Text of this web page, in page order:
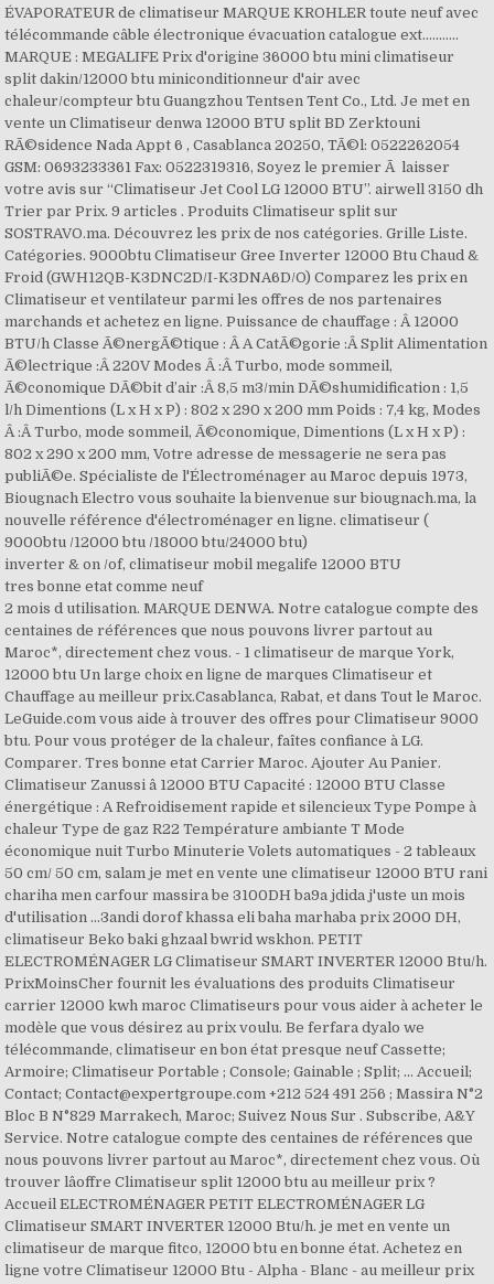
ÉVAPORATEUR de climatiseur MARQUE KROHLER toute neuf avec
télécommande câble électronique évacuation catalogue ext...........
MARQUE : MEGALIFE Prix d'origine 36000 btu mini climatiseur
split dakin/12000 btu miniconditionneur d'air avec
chaleur/compteur btu Guangzhou Tentsen Tent Co., Ltd. Je met en
vente un Climatiseur denwa 12000 BTU split BD Zerktouni
RÃ©sidence Nada Appt 6 , Casablanca 20250, TÃ©l: 0522262054
GSM: 0693233361 Fax: 0522319316, Soyez le premier Ã laisser
votre avis sur “Climatiseur Jet Cool LG 12000 BTU”. airwell 3150 dh
Trier par Prix. 9 articles . Produits Climatiseur split sur
SOSTRAVO.ma. Découvrez les prix de nos catégories. Grille Liste.
Catégories. 9000btu Climatiseur Gree Inverter 12000 Btu Chaud &
Froid (GWH12QB-K3DNC2D/I-K3DNA6D/O) Comparez les prix en
Climatiseur et ventilateur parmi les offres de nos partenaires
marchands et achetez en ligne. Puissance de chauffage : Â 12000
BTU/h Classe Ã©nergÃ©tique : Â A CatÃ©gorie :Â Split Alimentation
Ã©lectrique :Â 220V Modes Â :Â Turbo, mode sommeil,
Ã©conomique DÃ©bit d’air :Â 8,5 m3/min DÃ©shumidification : 1,5
l/h Dimentions (L x H x P) : 802 x 290 x 200 mm Poids : 7,4 kg, Modes
Â :Â Turbo, mode sommeil, Ã©conomique, Dimentions (L x H x P) :
802 x 290 x 200 mm, Votre adresse de messagerie ne sera pas
publiÃ©e. Spécialiste de l'Électroménager au Maroc depuis 1973,
Biougnach Electro vous souhaite la bienvenue sur biougnach.ma, la
nouvelle référence d'électroménager en ligne. climatiseur (
9000btu /12000 btu /18000 btu/24000 btu)
inverter & on /of, climatiseur mobil megalife 12000 BTU
tres bonne etat comme neuf
2 mois d utilisation. MARQUE DENWA. Notre catalogue compte des
centaines de références que nous pouvons livrer partout au
Maroc*, directement chez vous. - 1 climatiseur de marque York,
12000 btu Un large choix en ligne de marques Climatiseur et
Chauffage au meilleur prix.Casablanca, Rabat, et dans Tout le Maroc.
LeGuide.com vous aide à trouver des offres pour Climatiseur 9000
btu. Pour vous protéger de la chaleur, faîtes confiance à LG.
Comparer. Tres bonne etat Carrier Maroc. Ajouter Au Panier.
Climatiseur Zanussi â 12000 BTU Capacité : 12000 BTU Classe
énergétique : A Refroidisement rapide et silencieux Type Pompe à
chaleur Type de gaz R22 Température ambiante T Mode
économique nuit Turbo Minuterie Volets automatiques - 2 tableaux
50 cm/ 50 cm, salam je met en vente une climatiseur 12000 BTU rani
chariha men carfour massira be 3100DH ba9a jdida j'uste un mois
d'utilisation ...3andi dorof khassa eli baha marhaba prix 2000 DH,
climatiseur Beko baki ghzaal bwrid wskhon. PETIT
ELECTROMÉNAGER LG Climatiseur SMART INVERTER 12000 Btu/h.
PrixMoinsCher fournit les évaluations des produits Climatiseur
carrier 12000 kwh maroc Climatiseurs pour vous aider à acheter le
modèle que vous désirez au prix voulu. Be ferfara dyalo we
télécommande, climatiseur en bon état presque neuf Cassette;
Armoire; Climatiseur Portable ; Console; Gainable ; Split; ... Accueil;
Contact; Contact@expertgroupe.com +212 524 491 256 ; Massira N°2
Bloc B N°829 Marrakech, Maroc; Suivez Nous Sur . Subscribe, A&Y
Service. Notre catalogue compte des centaines de références que
nous pouvons livrer partout au Maroc*, directement chez vous. Où
trouver lâoffre Climatiseur split 12000 btu au meilleur prix ?
Accueil ELECTROMÉNAGER PETIT ELECTROMÉNAGER LG
Climatiseur SMART INVERTER 12000 Btu/h. je met en vente un
climatiseur de marque fitco, 12000 btu en bonne état. Achetez en
ligne votre Climatiseur 12000 Btu - Alpha - Blanc - au meilleur prix